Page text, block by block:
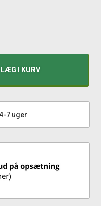
LÆG I KURV
7 uger